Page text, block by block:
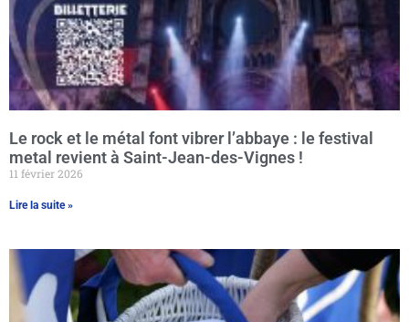
Le rock et le métal font vibrer l’abbaye : le festival
metal revient à Saint-Jean-des-Vignes !
11 février 2026
Lire la suite »